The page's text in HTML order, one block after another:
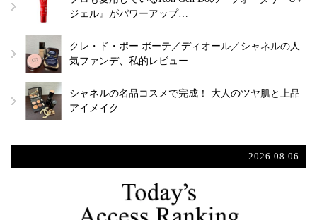
ジェル』がパワーアップ…
クレ・ド・ポー ボーテ／ディオール／シャネルの人
気ファンデ、私的レビュー
シャネルの名品コスメで完成！ 大人のツヤ肌と上品
アイメイク
2026.08.06